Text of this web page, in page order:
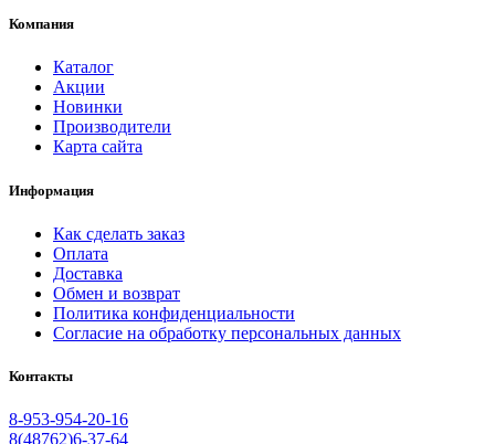
Компания
Каталог
Акции
Новинки
Производители
Карта сайта
Информация
Как сделать заказ
Оплата
Доставка
Обмен и возврат
Политика конфиденциальности
Согласие на обработку персональных данных
Контакты
8-953-954-20-16
8(48762)6-37-64